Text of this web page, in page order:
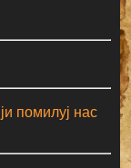
помилуј нас